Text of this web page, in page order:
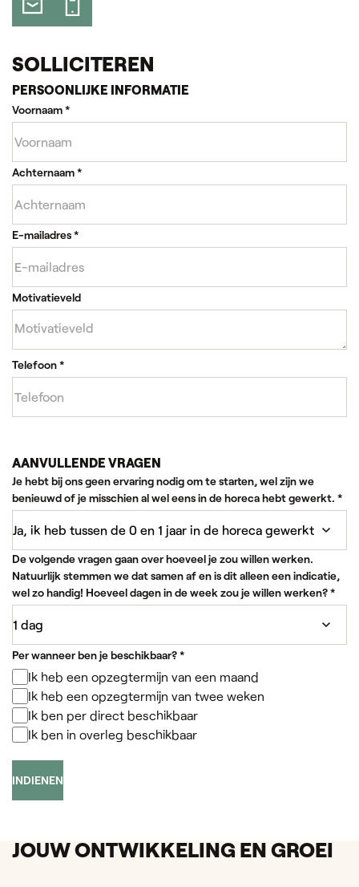
SOLLICITEREN
PERSOONLIJKE INFORMATIE
Voornaam*
Achternaam*
E-mailadres*
Motivatieveld
Telefoon*
AANVULLENDE VRAGEN
Je hebt bij ons geen ervaring nodig om te starten, wel zijn we
benieuwd of je misschien al wel eens in de horeca hebt gewerkt. *
De volgende vragen gaan over hoeveel je zou willen werken.
Natuurlijk stemmen we dat samen af en is dit alleen een indicatie,
wel zo handig! Hoeveel dagen in de week zou je willen werken?*
Per wanneer ben je beschikbaar?*
Ik heb een opzegtermijn van een maand
Ik heb een opzegtermijn van twee weken
Ik ben per direct beschikbaar
Ik ben in overleg beschikbaar
INDIENEN
JOUW ONTWIKKELING EN GROEI